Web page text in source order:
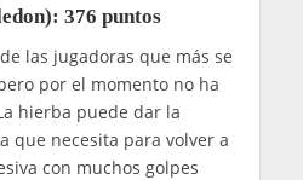
376 puntos
las jugadoras que más se
por el momento no ha
hierba puede dar la
que necesita para volver a
con muchos golpes